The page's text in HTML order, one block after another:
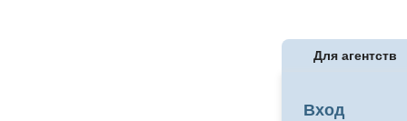
Для агентств
Вход